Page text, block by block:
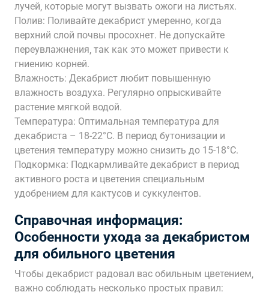
лучей‚ которые могут вызвать ожоги на листьях.
Полив: Поливайте декабрист умеренно‚ когда
верхний слой почвы просохнет. Не допускайте
переувлажнения‚ так как это может привести к
гниению корней.
Влажность: Декабрист любит повышенную
влажность воздуха. Регулярно опрыскивайте
растение мягкой водой.
Температура: Оптимальная температура для
декабриста – 18-22°C. В период бутонизации и
цветения температуру можно снизить до 15-18°C.
Подкормка: Подкармливайте декабрист в период
активного роста и цветения специальным
удобрением для кактусов и суккулентов.
Справочная информация:
Особенности ухода за декабристом
для обильного цветения
Чтобы декабрист радовал вас обильным цветением‚
важно соблюдать несколько простых правил: